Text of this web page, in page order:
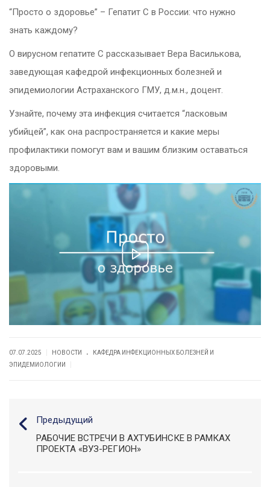
“Просто о здоровье” – Гепатит С в России: что нужно
знать каждому?
О вирусном гепатите С рассказывает Вера Василькова,
заведующая кафедрой инфекционных болезней и
эпидемиологии Астраханского ГМУ, д.м.н., доцент.
Узнайте, почему эта инфекция считается “ласковым
убийцей”, как она распространяется и какие меры
профилактики помогут вам и вашим близким оставаться
здоровыми.
07.07.2025 НОВОСТИ .
КАФЕДРА ИНФЕКЦИОННЫХ БОЛЕЗНЕЙ И
ЭПИДЕМИОЛОГИИ
Предыдущий
РАБОЧИЕ ВСТРЕЧИ В АХТУБИНСКЕ В РАМКАХ
ПРОЕКТА «ВУЗ-РЕГИОН»